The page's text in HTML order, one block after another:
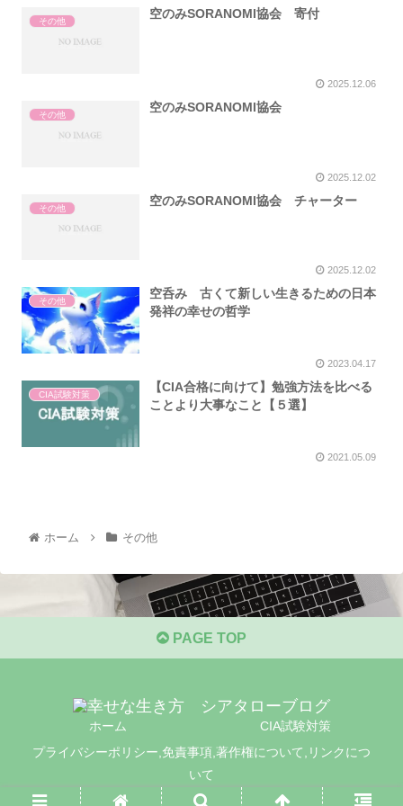
その他
空のみSORANOMI協会 寄付
2025.12.06
その他
空のみSORANOMI協会
2025.12.02
その他
空のみSORANOMI協会 チャーター
2025.12.02
その他
空呑み 古くて新しい生きるための日本
発祥の幸せの哲学
2023.04.17
CIA試験対策
【CIA合格に向けて】勉強方法を比べる
ことより大事なこと【５選】
2021.05.09
ホーム その他
PAGE TOP
ホーム
CIA試験対策
プライバシーポリシー,免責事項,著作権について,リンクにつ
いて